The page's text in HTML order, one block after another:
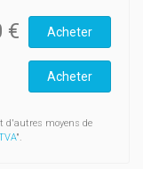
€ Acheter
Acheter
d'autres moyens de
".